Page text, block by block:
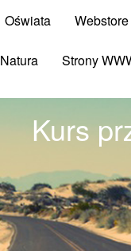
Oświata Webstore
Natura Strony
Kurs